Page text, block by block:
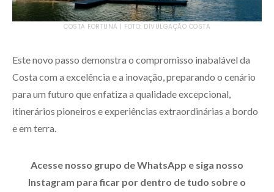
COSTA FORTUNA | FOTO: DIVULGAÇÃO COSTA
Este novo passo demonstra o compromisso inabalável da
Costa com a excelência e a inovação, preparando o cenário
para um futuro que enfatiza a qualidade excepcional,
itinerários pioneiros e experiências extraordinárias a bordo
e em terra.
Acesse nosso grupo de WhatsApp e siga nosso
Instagram para ficar por dentro de tudo sobre o